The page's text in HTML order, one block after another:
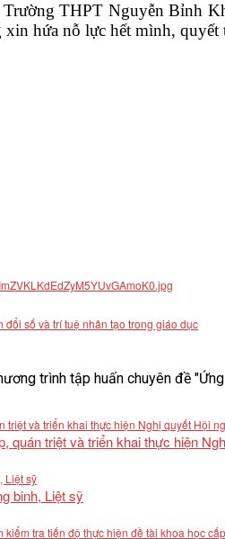
THPT Nguyễn Bỉnh
hứa nỗ lực hết mình,
đổi số và trí tuệ nhân tạo trong giáo dục
trình tập huấn chuyên đề
quán triệt và triển khai thực hiện
binh, Liệt sỹ